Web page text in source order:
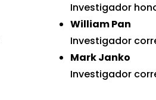
Investigador
William Pan
Investigador
Mark Janko
Investigador